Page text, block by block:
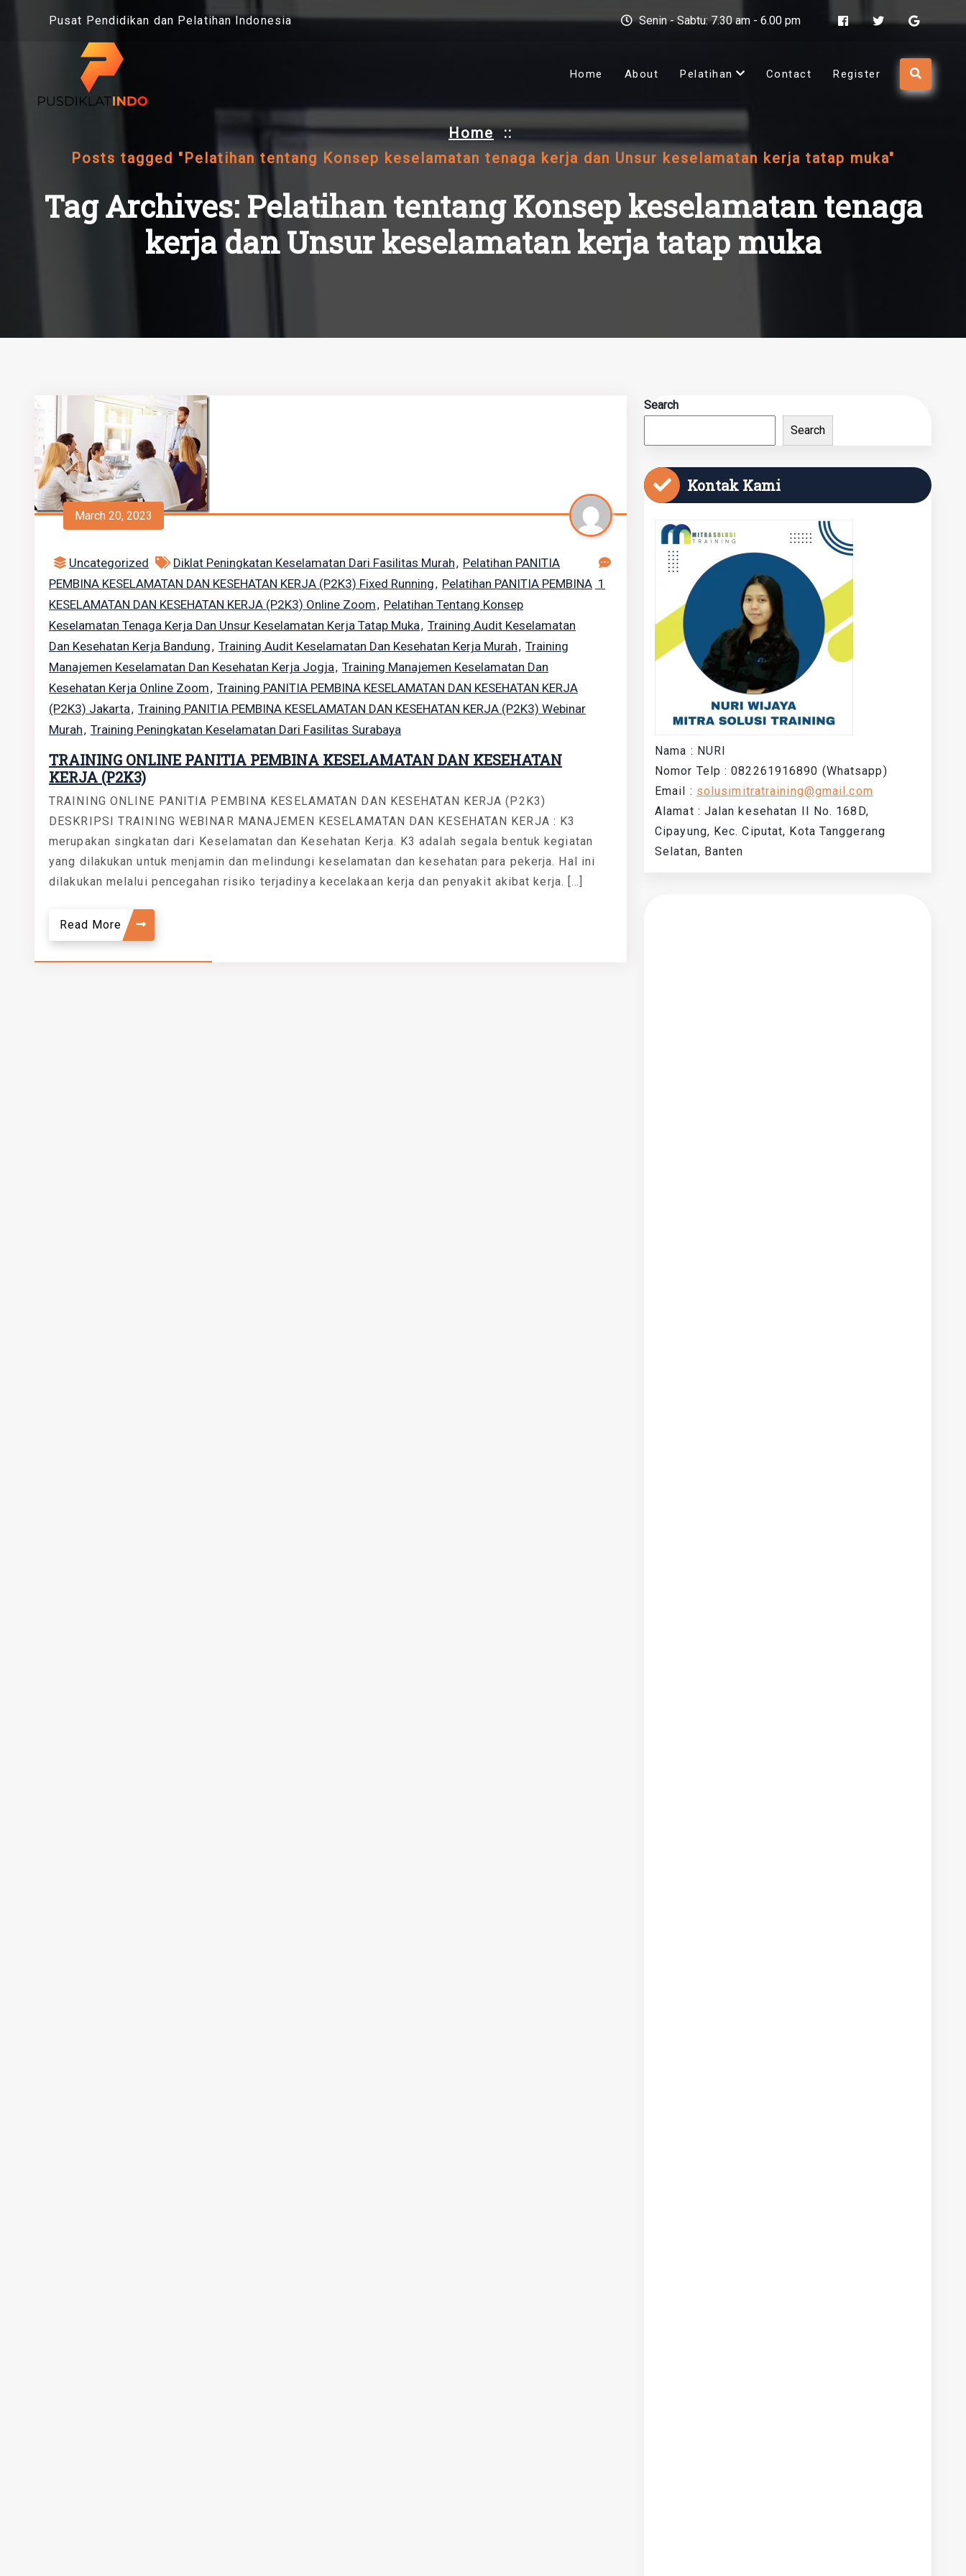
Pusat Pendidikan dan Pelatihan Indonesia Senin - Sabtu: 7.30 am - 6.00 pm
Home About Pelatihan Contact Register
Home::
Posts tagged "Pelatihan tentang Konsep keselamatan tenaga kerja dan Unsur keselamatan kerja tatap muka"
Tag Archives: Pelatihan tentang Konsep keselamatan tenaga
kerja dan Unsur keselamatan kerja tatap muka
March 20, 2023
Uncategorized Diklat Peningkatan Keselamatan Dari Fasilitas Murah, Pelatihan PANITIA
PEMBINA KESELAMATAN DAN KESEHATAN KERJA (P2K3) Fixed Running, Pelatihan PANITIA PEMBINA
KESELAMATAN DAN KESEHATAN KERJA (P2K3) Online Zoom, Pelatihan Tentang Konsep
Keselamatan Tenaga Kerja Dan Unsur Keselamatan Kerja Tatap Muka, Training Audit Keselamatan
Dan Kesehatan Kerja Bandung, Training Audit Keselamatan Dan Kesehatan Kerja Murah, Training
Manajemen Keselamatan Dan Kesehatan Kerja Jogja, Training Manajemen Keselamatan Dan
Kesehatan Kerja Online Zoom, Training PANITIA PEMBINA KESELAMATAN DAN KESEHATAN KERJA
(P2K3) Jakarta, Training PANITIA PEMBINA KESELAMATAN DAN KESEHATAN KERJA (P2K3) Webinar
Murah, Training Peningkatan Keselamatan Dari Fasilitas Surabaya
1
TRAINING ONLINE PANITIA PEMBINA KESELAMATAN DAN KESEHATAN
KERJA (P2K3)
TRAINING ONLINE PANITIA PEMBINA KESELAMATAN DAN KESEHATAN KERJA (P2K3)
DESKRIPSI TRAINING WEBINAR MANAJEMEN KESELAMATAN DAN KESEHATAN KERJA : K3
merupakan singkatan dari Keselamatan dan Kesehatan Kerja. K3 adalah segala bentuk kegiatan
yang dilakukan untuk menjamin dan melindungi keselamatan dan kesehatan para pekerja. Hal ini
dilakukan melalui pencegahan risiko terjadinya kecelakaan kerja dan penyakit akibat kerja. […]
Read More
Search
Search
Kontak Kami
Nama : NURI
Nomor Telp : 082261916890 (Whatsapp)
Email : solusimitratraining@gmail.com
Alamat : Jalan kesehatan II No. 168D,
Cipayung, Kec. Ciputat, Kota Tanggerang
Selatan, Banten